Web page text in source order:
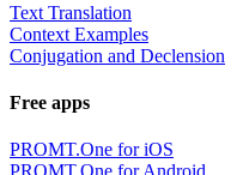
Text Translation
Context Examples
Conjugation and Declension
Free apps
PROMT.One for iOS